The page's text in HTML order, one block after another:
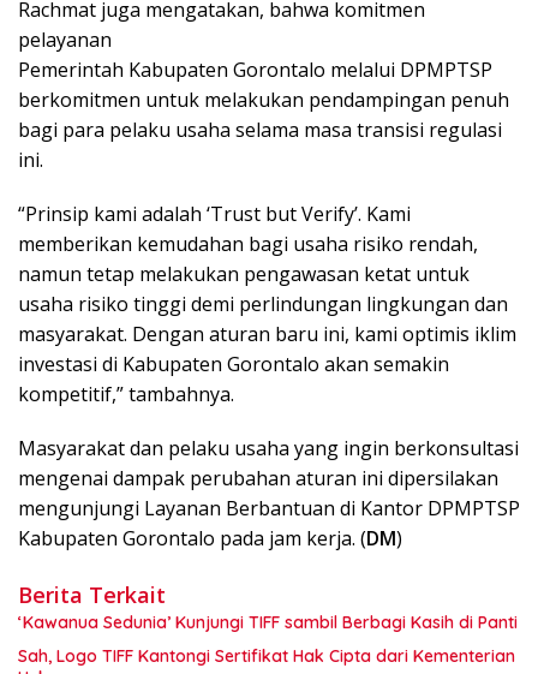
Rachmat juga mengatakan, bahwa komitmen
pelayanan
Pemerintah Kabupaten Gorontalo melalui DPMPTSP
berkomitmen untuk melakukan pendampingan penuh
bagi para pelaku usaha selama masa transisi regulasi
ini.
“Prinsip kami adalah ‘Trust but Verify’. Kami
memberikan kemudahan bagi usaha risiko rendah,
namun tetap melakukan pengawasan ketat untuk
usaha risiko tinggi demi perlindungan lingkungan dan
masyarakat. Dengan aturan baru ini, kami optimis iklim
investasi di Kabupaten Gorontalo akan semakin
kompetitif,” tambahnya.
Masyarakat dan pelaku usaha yang ingin berkonsultasi
mengenai dampak perubahan aturan ini dipersilakan
mengunjungi Layanan Berbantuan di Kantor DPMPTSP
Kabupaten Gorontalo pada jam kerja. (DM)
Berita Terkait
‘Kawanua Sedunia’ Kunjungi TIFF sambil Berbagi Kasih di Panti
Sah, Logo TIFF Kantongi Sertifikat Hak Cipta dari Kementerian